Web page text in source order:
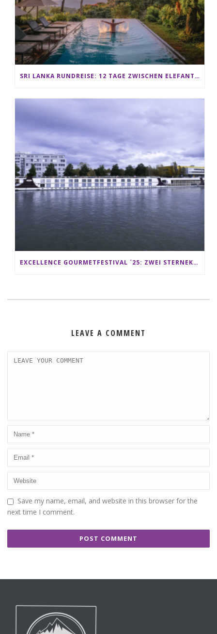
SRI LANKA RUNDREISE: 12 TAGE ZWISCHEN ELEFANTEN, TEEPLANTAGEN & STRAND ALS FAMILIE
EXCELLENCE GOURMETFESTIVAL ´25: ZWEI STERNEKÖCHE ANTONIO GUIDA & DARIO MORESCO VERWÖHNEN IHRE GÄSTE AUF EINER LUXERIÖSEN SCHIFFSREISE
LEAVE A COMMENT
Save my name, email, and website in this browser for the
next time I comment.